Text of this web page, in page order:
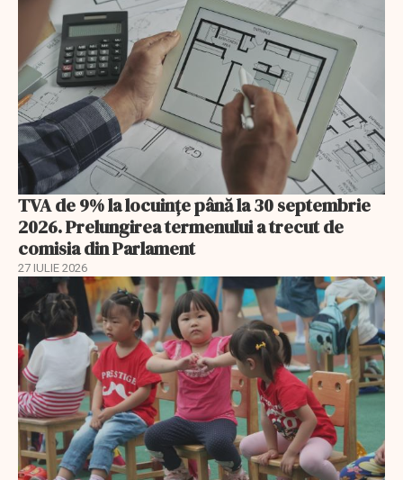
TVA de 9% la locuințe până la 30 septembrie
2026. Prelungirea termenului a trecut de
comisia din Parlament
27 IULIE 2026